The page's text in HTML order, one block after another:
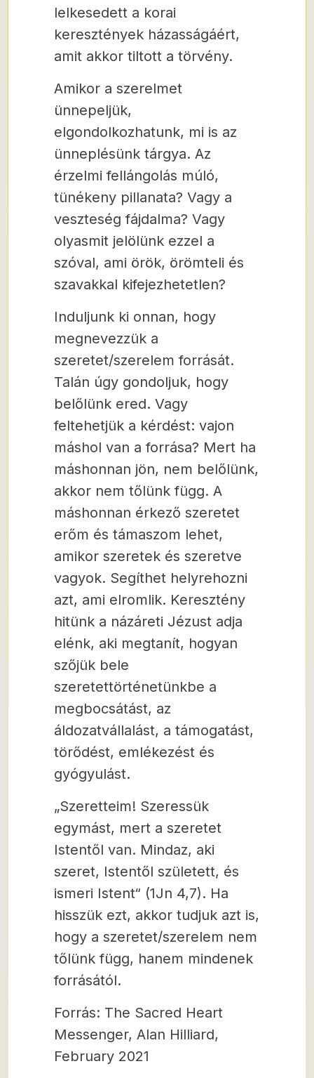
lelkesedett a korai
keresztények házasságáért,
amit akkor tiltott a törvény.
Amikor a szerelmet
ünnepeljük,
elgondolkozhatunk, mi is az
ünneplésünk tárgya. Az
érzelmi fellángolás múló,
tünékeny pillanata? Vagy a
veszteség fájdalma? Vagy
olyasmit jelölünk ezzel a
szóval, ami örök, örömteli és
szavakkal kifejezhetetlen?
Induljunk ki onnan, hogy
megnevezzük a
szeretet/szerelem forrását.
Talán úgy gondoljuk, hogy
belőlünk ered. Vagy
feltehetjük a kérdést: vajon
máshol van a forrása? Mert ha
máshonnan jön, nem belőlünk,
akkor nem tőlünk függ. A
máshonnan érkező szeretet
erőm és támaszom lehet,
amikor szeretek és szeretve
vagyok. Segíthet helyrehozni
azt, ami elromlik. Keresztény
hitünk a názáreti Jézust adja
elénk, aki megtanít, hogyan
szőjük bele
szeretettörténetünkbe a
megbocsátást, az
áldozatvállalást, a támogatást,
törődést, emlékezést és
gyógyulást.
„Szeretteim! Szeressük
egymást, mert a szeretet
Istentől van. Mindaz, aki
szeret, Istentől született, és
ismeri Istent“ (1Jn 4,7). Ha
hisszük ezt, akkor tudjuk azt is,
hogy a szeretet/szerelem nem
tőlünk függ, hanem mindenek
forrásától.
Forrás: The Sacred Heart
Messenger, Alan Hilliard,
February 2021